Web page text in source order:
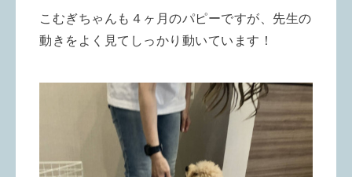
こむぎちゃんも４ヶ月のパピーですが、先生の
動きをよく見てしっかり動いています！